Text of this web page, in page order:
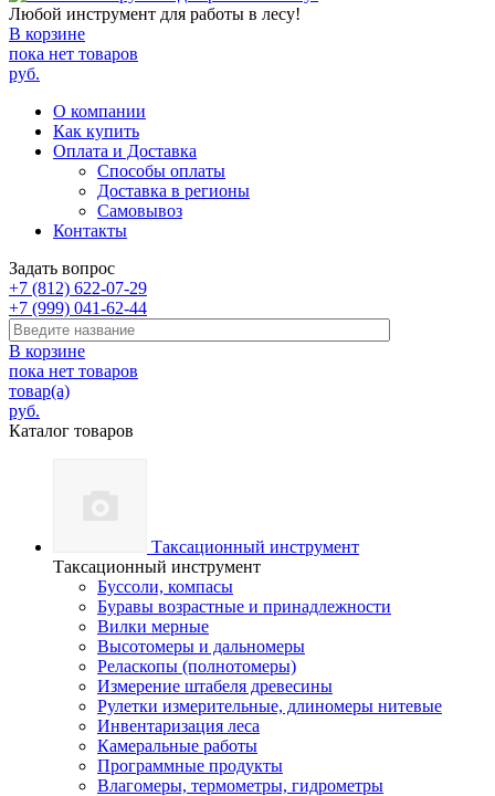
Любой инструмент для работы в лесу!
В корзине
пока нет товаров
руб.
О компании
Как купить
Оплата и Доставка
Способы оплаты
Доставка в регионы
Самовывоз
Контакты
Задать вопрос
+7 (812) 622-07-29
+7 (999) 041-62-44
В корзине
пока нет товаров
товар(а)
руб.
Каталог товаров
Таксационный инструмент
Таксационный инструмент
Буссоли, компасы
Буравы возрастные и принадлежности
Вилки мерные
Высотомеры и дальномеры
Реласкопы (полнотомеры)
Измерение штабеля древесины
Рулетки измерительные, длиномеры нитевые
Инвентаризация леса
Камеральные работы
Программные продукты
Влагомеры, термометры, гидрометры